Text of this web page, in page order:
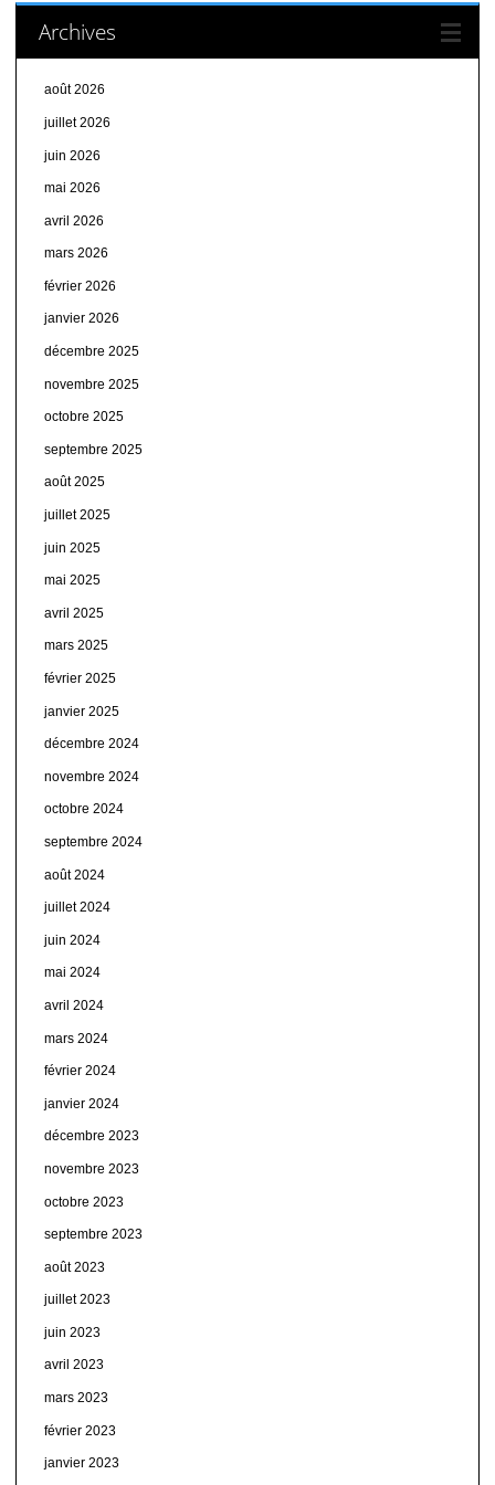
Archives
août 2026
juillet 2026
juin 2026
mai 2026
avril 2026
mars 2026
février 2026
janvier 2026
décembre 2025
novembre 2025
octobre 2025
septembre 2025
août 2025
juillet 2025
juin 2025
mai 2025
avril 2025
mars 2025
février 2025
janvier 2025
décembre 2024
novembre 2024
octobre 2024
septembre 2024
août 2024
juillet 2024
juin 2024
mai 2024
avril 2024
mars 2024
février 2024
janvier 2024
décembre 2023
novembre 2023
octobre 2023
septembre 2023
août 2023
juillet 2023
juin 2023
avril 2023
mars 2023
février 2023
janvier 2023